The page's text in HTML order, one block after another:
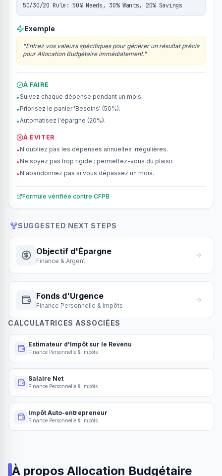
50/30/20 Rule: 50% Needs, 30% Wants, 20% Savings
Exemple
"Entrez vos valeurs spécifiques pour générer un résultat précis
pour Allocation Budgétaire immédiatement."
À FAIRE
•Suivez chaque dépense pendant un mois.
• Priorisez le panier 'Besoins' (50%).
•Automatisez l'épargne (20%).
À ÉVITER
• N'oubliez pas les dépenses annuelles irrégulières.
• Ne soyez pas trop rigide ; permettez-vous du plaisir.
• N'abandonnez pas si vous dépassez un mois.
Formule vérifiée contre CFPB
SUGGESTED NEXT STEPS
Objectif d'Épargne
Finance & Argent
Fonds d'Urgence
Finance Personnelle & Impôts
CALCULATRICES ASSOCIÉES
Estimateur d'Impôt sur le Revenu
Finance Personnelle & Impôts
Salaire Net
Finance Personnelle & Impôts
Impôt Auto-entrepreneur
Finance Personnelle & Impôts
À propos Allocation Budgétaire